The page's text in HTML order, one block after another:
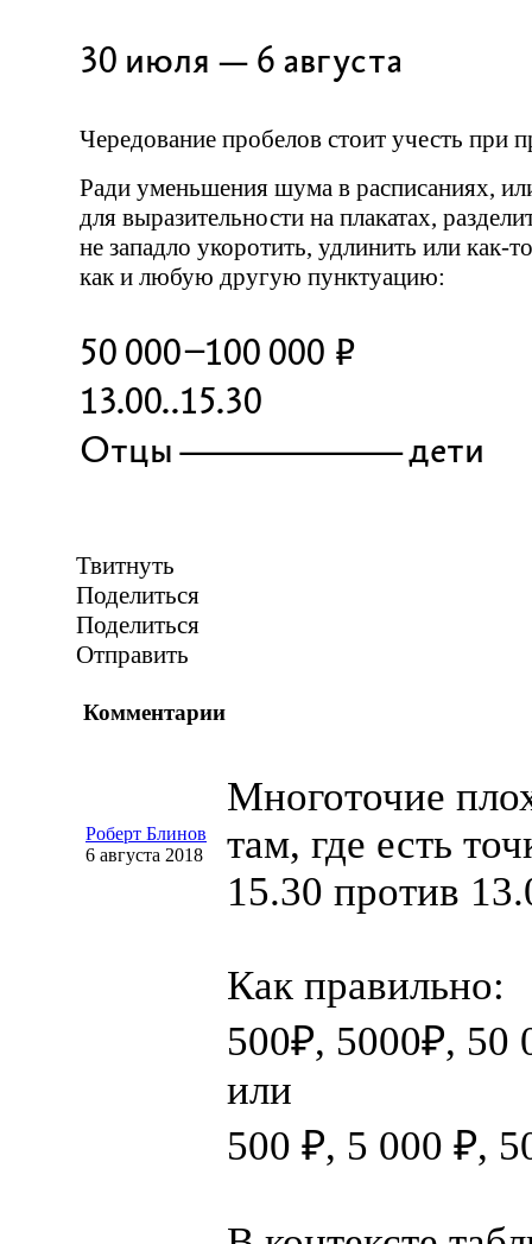
30 июля — 6 августа
Чередование пробелов стоит учесть при
Ради уменьшения шума в расписаниях,
для выразительности на плакатах,
не западло укоротить, удлинить или как-то
как и любую другую пунктуацию:
50 000–100 000 ₽
13.00..15.30
Отцы—дети
Твитнуть
Поделиться
Поделиться
Отправить
Комментарии
Роберт Блинов
6 августа 2018
Многоточие
там, где есть
15.30 против
Как правильно:
500₽, 5000₽, 50
или
500 ₽, 5 000 ₽,